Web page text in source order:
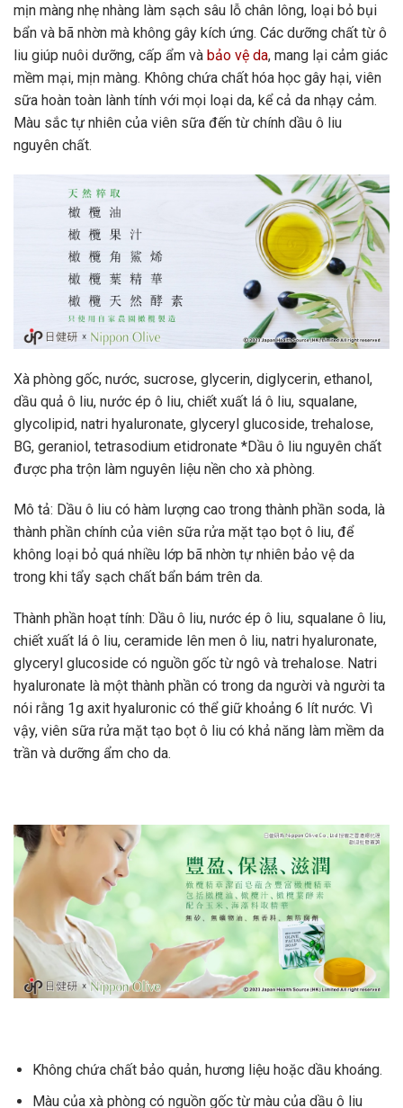
mịn màng nhẹ nhàng làm sạch sâu lỗ chân lông, loại bỏ bụi
bẩn và bã nhờn mà không gây kích ứng. Các dưỡng chất từ ô
liu giúp nuôi dưỡng, cấp ẩm và bảo vệ da, mang lại cảm giác
mềm mại, mịn màng. Không chứa chất hóa học gây hại, viên
sữa hoàn toàn lành tính với mọi loại da, kể cả da nhạy cảm.
Màu sắc tự nhiên của viên sữa đến từ chính dầu ô liu
nguyên chất.
Xà phòng gốc, nước, sucrose, glycerin, diglycerin, ethanol,
dầu quả ô liu, nước ép ô liu, chiết xuất lá ô liu, squalane,
glycolipid, natri hyaluronate, glyceryl glucoside, trehalose,
BG, geraniol, tetrasodium etidronate *Dầu ô liu nguyên chất
được pha trộn làm nguyên liệu nền cho xà phòng.
Mô tả: Dầu ô liu có hàm lượng cao trong thành phần soda, là
thành phần chính của viên sữa rửa mặt tạo bọt ô liu, để
không loại bỏ quá nhiều lớp bã nhờn tự nhiên bảo vệ da
trong khi tẩy sạch chất bẩn bám trên da.
Thành phần hoạt tính: Dầu ô liu, nước ép ô liu, squalane ô liu,
chiết xuất lá ô liu, ceramide lên men ô liu, natri hyaluronate,
glyceryl glucoside có nguồn gốc từ ngô và trehalose. Natri
hyaluronate là một thành phần có trong da người và người ta
nói rằng 1g axit hyaluronic có thể giữ khoảng 6 lít nước. Vì
vậy, viên sữa rửa mặt tạo bọt ô liu có khả năng làm mềm da
trần và dưỡng ẩm cho da.
Không chứa chất bảo quản, hương liệu hoặc dầu khoáng.
Màu của xà phòng có nguồn gốc từ màu của dầu ô liu